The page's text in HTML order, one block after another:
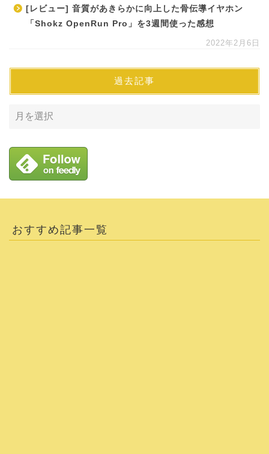
[レビュー] 音質があきらかに向上した骨伝導イヤホン
「Shokz OpenRun Pro」を3週間使った感想
2022年2月6日
過去記事
おすすめ記事一覧